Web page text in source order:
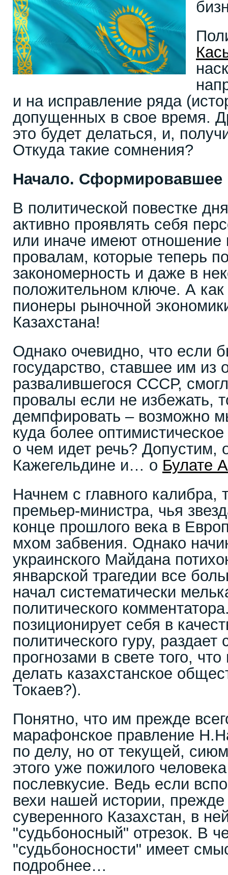
и на исправление ряда
допущенных в свое время.
это будет делаться, и,
Откуда такие сомнения?
Начало.
В политической повестке
активно проявлять себя
или иначе имеют
провалам, которые теперь
закономерность и даже в
положительном ключе. А
пионеры рыночной
Казахстана!
Однако очевидно, что если
государство, ставшее им из
развалившегося СССР,
провалы если не избежать,
демпфировать – возможно
куда более
о чем идет речь? Допустим,
Кажегельдине и… о Булате
Начнем с главного калибра,
премьер-министра, чья
конце прошлого века в
мхом забвения. Однако
украинского Майдана
январской трагедии все
начал систематически
политического
позиционирует себя в
политического гуру,
прогнозами в свете того,
делать казахстанское
Токаев?).
Понятно, что им прежде
марафонское правление
по делу, но от текущей,
этого уже пожилого
послевкусие. Ведь если
вехи нашей истории, прежде
суверенного Казахстан, в
"судьбоносный" отрезок. В
"судьбоносности" имеет
подробнее…